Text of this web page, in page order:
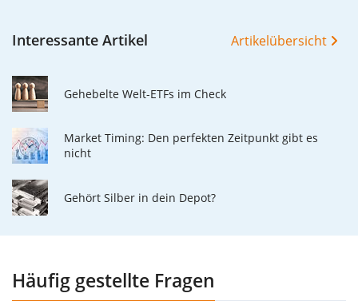
Interessante Artikel Artikelübersicht
Gehebelte Welt-ETFs im Check
Market Timing: Den perfekten Zeitpunkt gibt es
nicht
Gehört Silber in dein Depot?
Häufig gestellte Fragen